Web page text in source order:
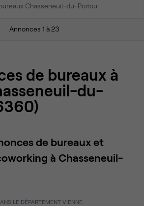
Chasseneuil-du-Poitou
Annonces 1 à 23
de bureaux à
du-
de bureaux et
à Chasseneuil-
LE DÉPARTEMENT VIENNE